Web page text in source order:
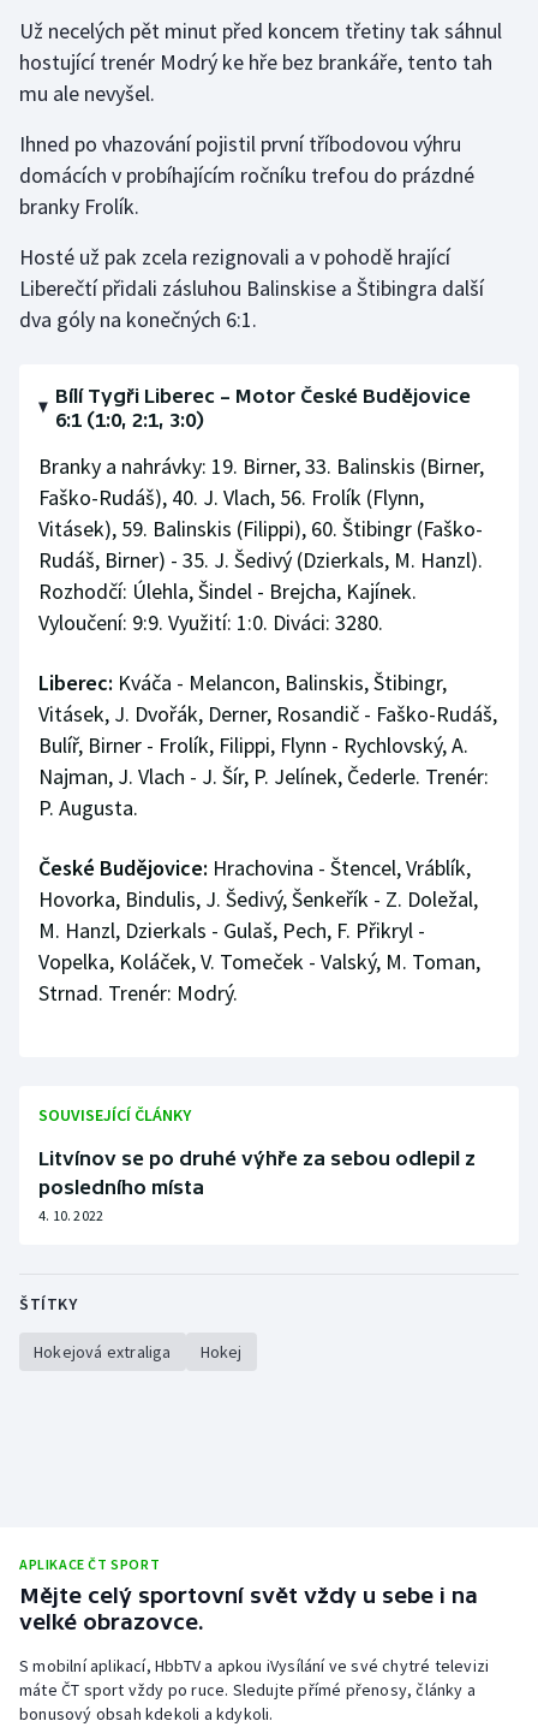
Už necelých pět minut před koncem třetiny tak sáhnul
hostující trenér Modrý ke hře bez brankáře, tento tah
mu ale nevyšel.
Ihned po vhazování pojistil první tříbodovou výhru
domácích v probíhajícím ročníku trefou do prázdné
branky Frolík.
Hosté už pak zcela rezignovali a v pohodě hrající
Liberečtí přidali zásluhou Balinskise a Štibingra další
dva góly na konečných 6:1.
Bílí Tygři Liberec – Motor České Budějovice
6:1 (1:0, 2:1, 3:0)
Branky a nahrávky: 19. Birner, 33. Balinskis (Birner,
Faško-Rudáš), 40. J. Vlach, 56. Frolík (Flynn,
Vitásek), 59. Balinskis (Filippi), 60. Štibingr (Faško-
Rudáš, Birner) - 35. J. Šedivý (Dzierkals, M. Hanzl).
Rozhodčí: Úlehla, Šindel - Brejcha, Kajínek.
Vyloučení: 9:9. Využití: 1:0. Diváci: 3280.
Liberec: Kváča - Melancon, Balinskis, Štibingr,
Vitásek, J. Dvořák, Derner, Rosandič - Faško-Rudáš,
Bulíř, Birner - Frolík, Filippi, Flynn - Rychlovský, A.
Najman, J. Vlach - J. Šír, P. Jelínek, Čederle. Trenér:
P. Augusta.
České Budějovice: Hrachovina - Štencel, Vráblík,
Hovorka, Bindulis, J. Šedivý, Šenkeřík - Z. Doležal,
M. Hanzl, Dzierkals - Gulaš, Pech, F. Přikryl -
Vopelka, Koláček, V. Tomeček - Valský, M. Toman,
Strnad. Trenér: Modrý.
SOUVISEJÍCÍ ČLÁNKY
Litvínov se po druhé výhře za sebou odlepil z
posledního místa
4. 10. 2022
ŠTÍTKY
Hokejová extraliga Hokej
APLIKACE ČT SPORT
Mějte celý sportovní svět vždy u sebe i na
velké obrazovce.
S mobilní aplikací, HbbTV a apkou iVysílání ve své chytré televizi
máte ČT sport vždy po ruce. Sledujte přímé přenosy, články a
bonusový obsah kdekoli a kdykoli.